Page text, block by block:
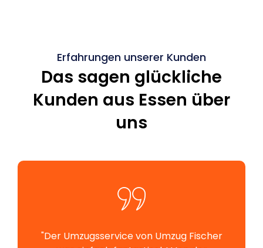
Erfahrungen unserer Kunden
Das sagen glückliche
Kunden aus Essen über
uns
"Der Umzugsservice von Umzug Fischer